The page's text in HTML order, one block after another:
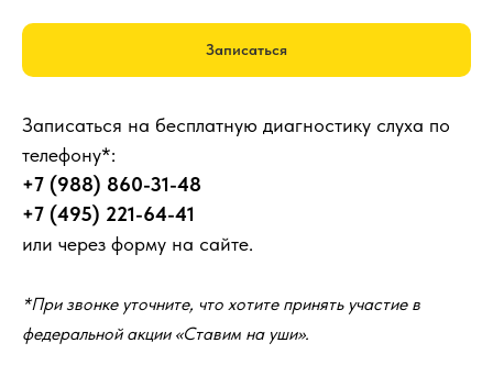
Записаться
Записаться на бесплатную диагностику слуха по
телефону*:
+7 (988) 860-31-48
+7 (495) 221-64-41
или через форму на сайте.
*При звонке уточните, что хотите принять участие в
федеральной акции «Ставим на уши».